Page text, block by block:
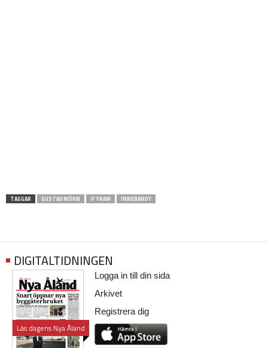
TAGGAR GUSTAV MÖRN IF FRAM INNEBANDY
DIGITALTIDNINGEN
Läs dagens Nya Åland
Logga in till din sida
Arkivet
Registrera dig